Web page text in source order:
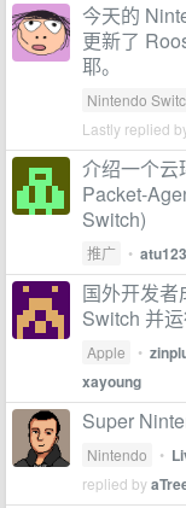
今天的
更新了
耶。
Nintendo
Lastly replied
介绍一个云
Packet-
Switch)
推广 •
国外开发者
Switch 并
Apple •
xayoung
Super
Nintendo •
replied by